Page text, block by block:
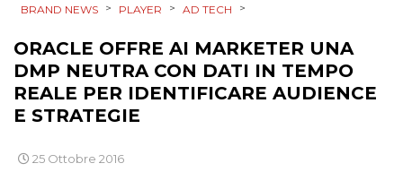
STRATEGIE
BRAND NEWS > PLAYER > AD TECH >
ORACLE OFFRE AI MARKETER UNA
DMP NEUTRA CON DATI IN TEMPO
REALE PER IDENTIFICARE AUDIENCE
E STRATEGIE
25 Ottobre 2016